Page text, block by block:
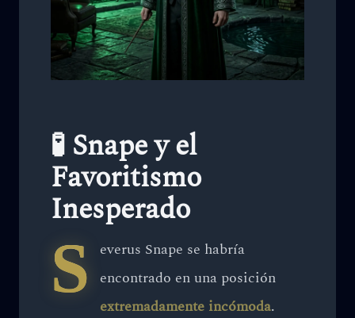
🧪 Snape y el
Favoritismo
Inesperado
S
everus Snape se habría
encontrado en una posición
extremadamente incómoda.